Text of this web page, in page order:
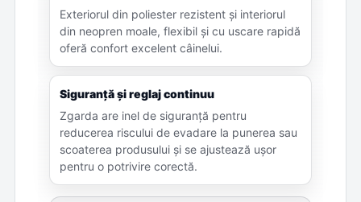
Exteriorul din poliester rezistent și interiorul
din neopren moale, flexibil și cu uscare rapidă
oferă confort excelent câinelui.
Siguranță și reglaj continuu
Zgarda are inel de siguranță pentru
reducerea riscului de evadare la punerea sau
scoaterea produsului și se ajustează ușor
pentru o potrivire corectă.